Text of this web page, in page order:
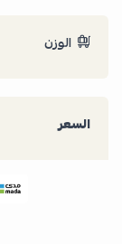
الوزن
السعر